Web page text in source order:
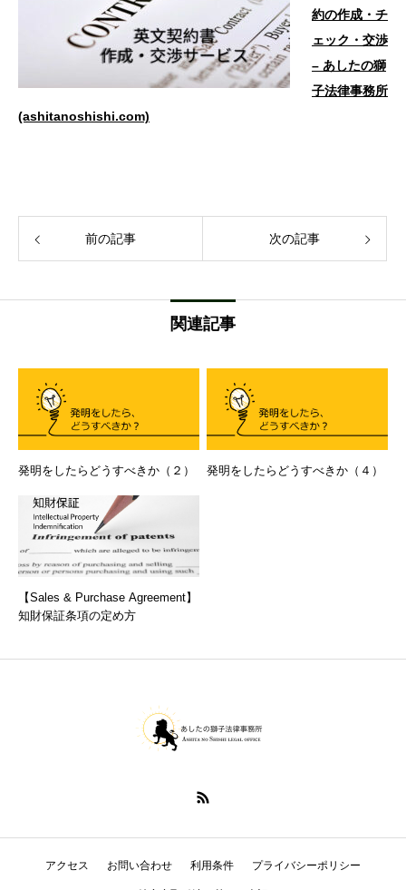
約の作成・チ
ェック・交渉
– あしたの獅
子法律事務所
(ashitanoshishi.com)
前の記事 次の記事
関連記事
発明をしたらどうすべきか（２） 発明をしたらどうすべきか（４）
【Sales & Purchase Agreement】
知財保証条項の定め方
アクセス お問い合わせ 利用条件 プライバシーポリシー